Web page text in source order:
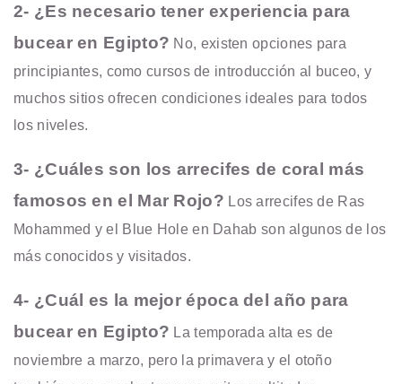
2- ¿Es necesario tener experiencia para
bucear en Egipto? No, existen opciones para
principiantes, como cursos de introducción al buceo, y
muchos sitios ofrecen condiciones ideales para todos
los niveles.
3- ¿Cuáles son los arrecifes de coral más
famosos en el Mar Rojo? Los arrecifes de Ras
Mohammed y el Blue Hole en Dahab son algunos de los
más conocidos y visitados.
4- ¿Cuál es la mejor época del año para
bucear en Egipto? La temporada alta es de
noviembre a marzo, pero la primavera y el otoño